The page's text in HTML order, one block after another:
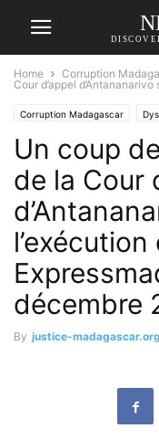
Home Corruption
Cour d’appel d’Antananarivo
Corruption Madagascar
Harimisa Noro Vololona
Un coup
de la Cour
l’exécution
décembre
By justice-madagascar.org